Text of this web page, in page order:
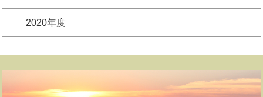
2020年度